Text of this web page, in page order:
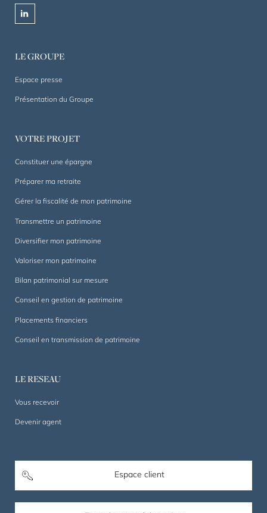
linkedin
LE GROUPE
Espace presse
Présentation du Groupe
VOTRE PROJET
Constituer une épargne
Préparer ma retraite
Gérer la fiscalité de mon patrimoine
Transmettre un patrimoine
Diversifier mon patrimoine
Valoriser mon patrimoine
Bilan patrimonial sur mesure
Conseil en gestion de patrimoine
Placements financiers
Conseil en transmission de patrimoine
LE RESEAU
Vous recevoir
Devenir agent
Espace client